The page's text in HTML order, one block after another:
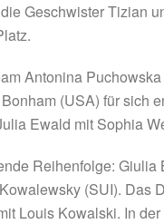
Geschwister Tizian
Antonina
(USA) für sich
Ewald mit Sophia
Reihenfolge:
(SUI). Das
Louis Kowalski. In